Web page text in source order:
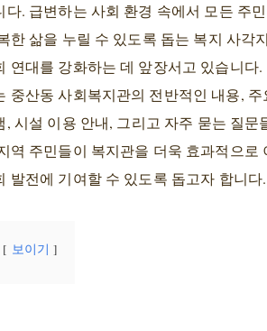
다. 급변하는 사회 환경 속에서 모든 주
한 삶을 누릴 수 있도록 돕는 복지 사각
연대를 강화하는 데 앞장서고 있습니다
중산동 사회복지관의 전반적인 내용,
, 시설 이용 안내, 그리고 자주 묻는 질문
역 주민들이 복지관을 더욱 효과적으로
발전에 기여할 수 있도록 돕고자 합니다.
보이기